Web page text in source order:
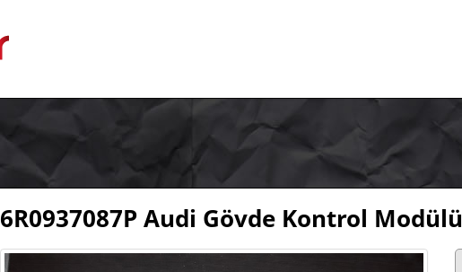
6R0937087P Audi Gövde Kontrol Modülü